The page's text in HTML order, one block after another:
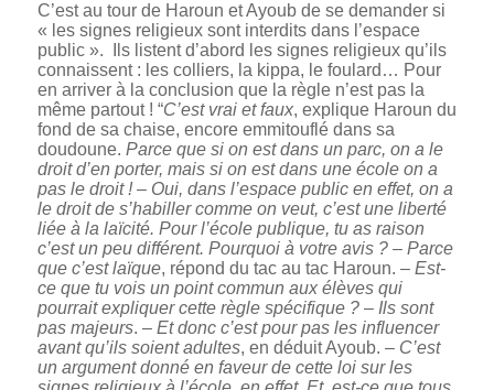
C’est au tour de Haroun et Ayoub de se demander si
« les signes religieux sont interdits dans l’espace
public ». Ils listent d’abord les signes religieux qu’ils
connaissent : les colliers, la kippa, le foulard… Pour
en arriver à la conclusion que la règle n’est pas la
même partout ! “C’est vrai et faux, explique Haroun du
fond de sa chaise, encore emmitouflé dans sa
doudoune. Parce que si on est dans un parc, on a le
droit d’en porter, mais si on est dans une école on a
pas le droit !– Oui, dans l’espace public en effet, on a
le droit de s’habiller comme on veut, c’est une liberté
liée à la laïcité. Pour l’école publique, tu as raison
c’est un peu différent. Pourquoi à votre avis ?– Parce
que c’est laïque, répond du tac au tac Haroun. – Est-
ce que tu vois un point commun aux élèves qui
pourrait expliquer cette règle spécifique ?– Ils sont
pas majeurs. – Et donc c’est pour pas les influencer
avant qu’ils soient adultes, en déduit Ayoub. – C’est
un argument donné en faveur de cette loi sur les